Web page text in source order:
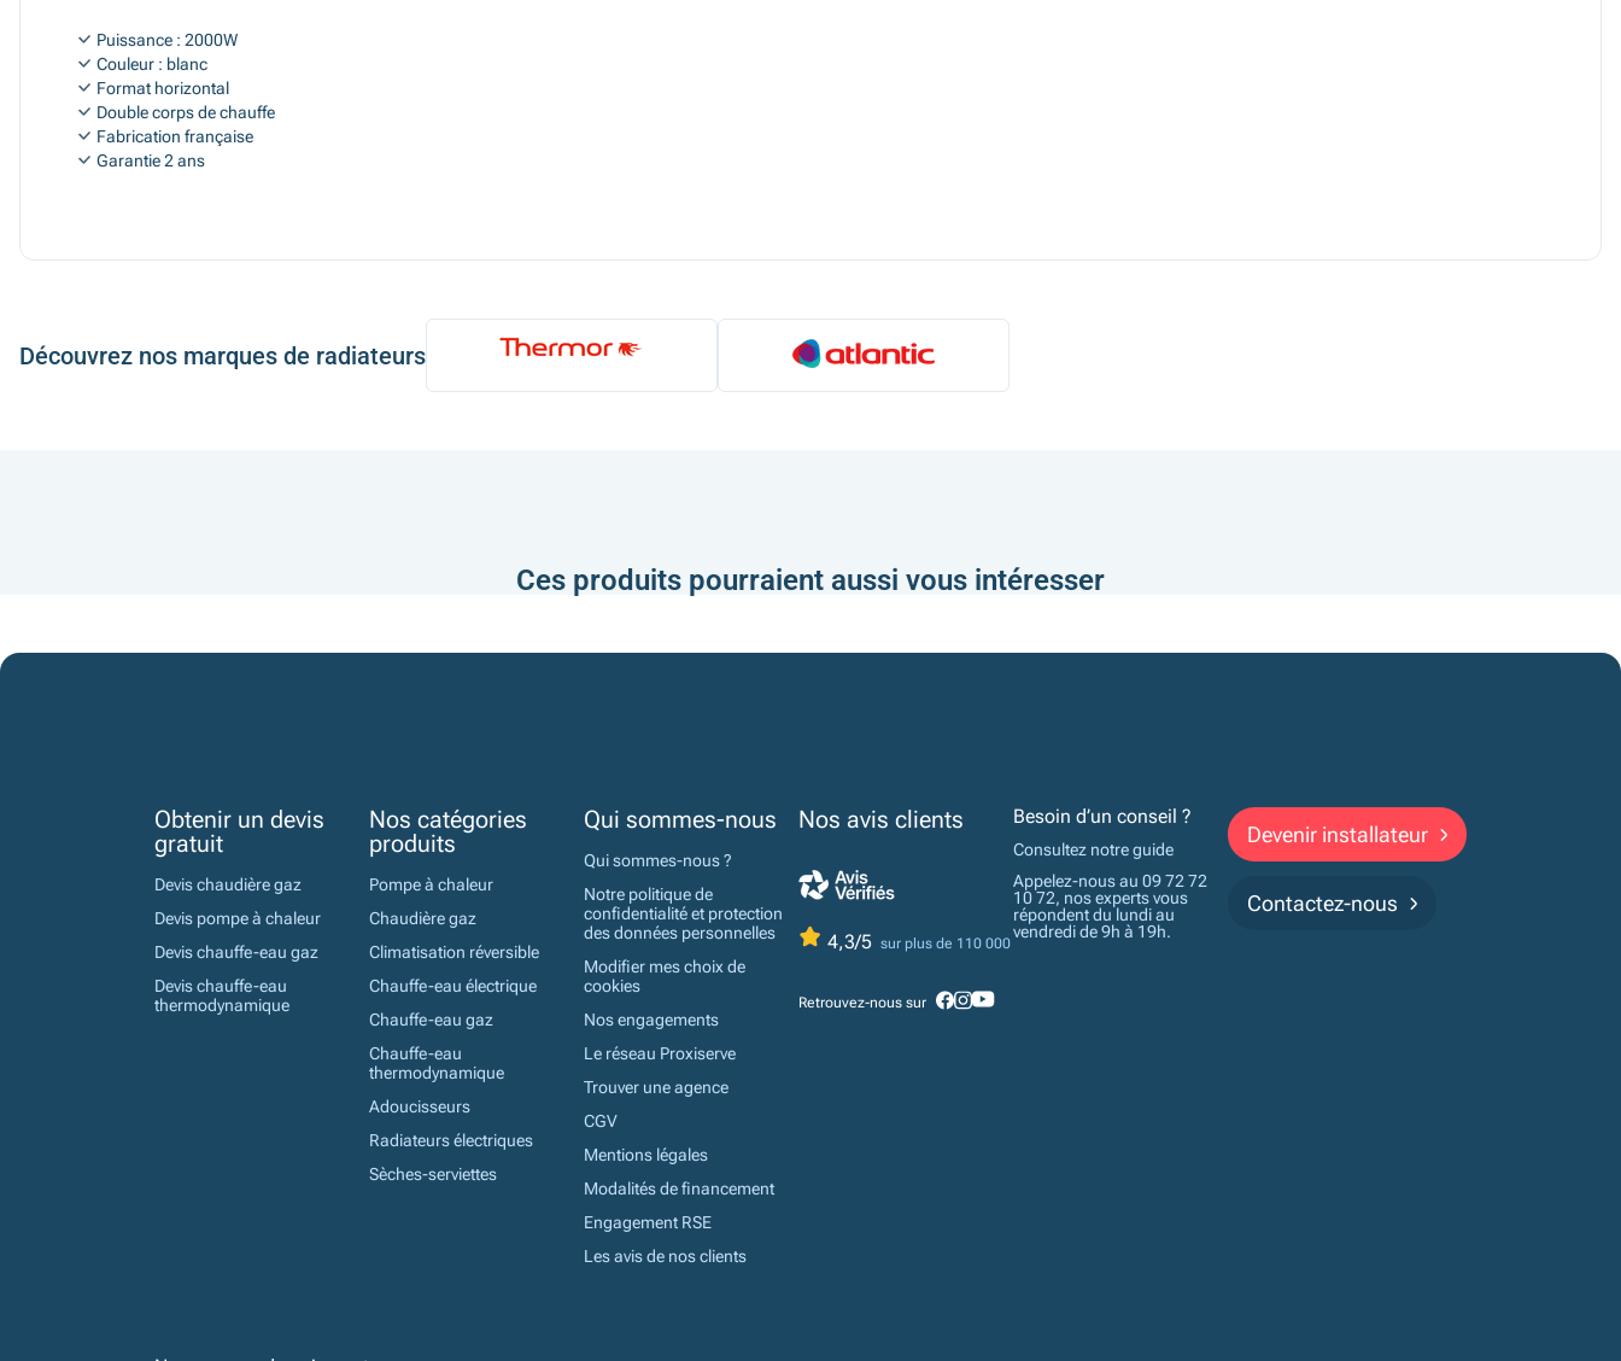
Puissance : 2000W
Couleur : blanc
Format horizontal
Double corps de chauffe
Fabrication française
Garantie 2 ans
Découvrez nos marques de radiateurs
Ces produits pourraient aussi vous intéresser
Obtenir un devis
gratuit
Devis chaudière gaz
Devis pompe à chaleur
Devis chauffe-eau gaz
Devis chauffe-eau
thermodynamique
Nos catégories
produits
Pompe à chaleur
Chaudière gaz
Climatisation réversible
Chauffe-eau électrique
Chauffe-eau gaz
Chauffe-eau
thermodynamique
Adoucisseurs
Radiateurs électriques
Sèches-serviettes
Qui sommes-nous
Qui sommes-nous ?
Notre politique de
confidentialité et protection
des données personnelles
Modifier mes choix de
cookies
Nos engagements
Le réseau Proxiserve
Trouver une agence
CGV
Mentions légales
Modalités de financement
Engagement RSE
Les avis de nos clients
Nos avis clients
4,3/5 sur plus de 110 000
Retrouvez-nous sur
Besoin d’un conseil ?
Consultez notre guide
Appelez-nous au 09 72 72
10 72, nos experts vous
répondent du lundi au
vendredi de 9h à 19h.
Devenir installateur
Contactez-nous